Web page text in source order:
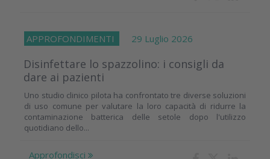
APPROFONDIMENTI 29 Luglio 2026
Disinfettare lo spazzolino: i consigli da
dare ai pazienti
Uno studio clinico pilota ha confrontato tre diverse soluzioni
di uso comune per valutare la loro capacità di ridurre la
contaminazione batterica delle setole dopo l'utilizzo
quotidiano dello...
Approfondisci